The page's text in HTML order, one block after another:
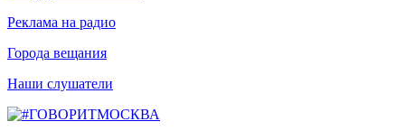
Реклама на радио
Города вещания
Наши слушатели